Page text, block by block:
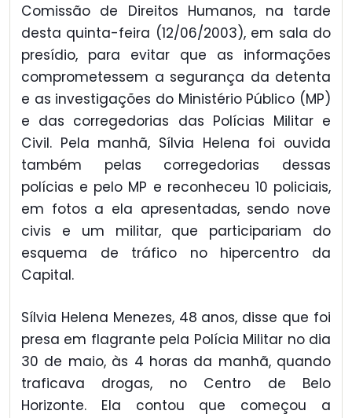
Comissão de Direitos Humanos, na tarde
desta quinta-feira (12/06/2003), em sala do
presídio, para evitar que as informações
comprometessem a segurança da detenta
e as investigações do Ministério Público (MP)
e das corregedorias das Polícias Militar e
Civil. Pela manhã, Sílvia Helena foi ouvida
também pelas corregedorias dessas
polícias e pelo MP e reconheceu 10 policiais,
em fotos a ela apresentadas, sendo nove
civis e um militar, que participariam do
esquema de tráfico no hipercentro da
Capital.
Sílvia Helena Menezes, 48 anos, disse que foi
presa em flagrante pela Polícia Militar no dia
30 de maio, às 4 horas da manhã, quando
traficava drogas, no Centro de Belo
Horizonte. Ela contou que começou a